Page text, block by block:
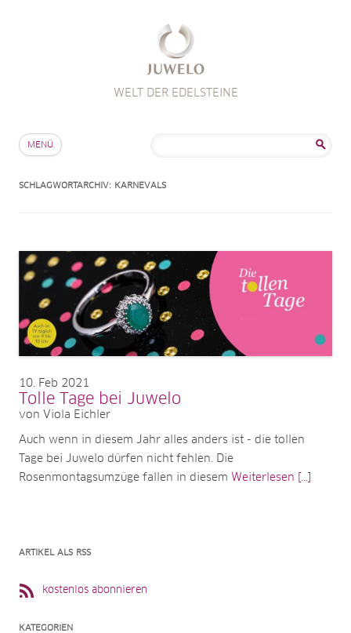
WELT DER EDELSTEINE
MENÜ
SCHLAGWORTARCHIV: KARNEVALS
10 Feb 2021
Tolle Tage bei Juwelo
von Viola Eichler
Auch wenn in diesem Jahr alles anders ist - die tollen
Tage bei Juwelo dürfen nicht fehlen. Die
Rosenmontagsumzüge fallen in diesem Weiterlesen [...]
ARTIKEL ALS RSS
kostenlos abonnieren
KATEGORIEN